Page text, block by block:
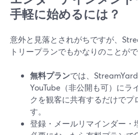
手軽に始めるには？
意外と見落とされがちですが、
トリープランでもかなりのことがで
無料プランでは、
YouTube（非公開も可）にラ
クを観客に共有するだけで
す。
登録・メールリマインダー・